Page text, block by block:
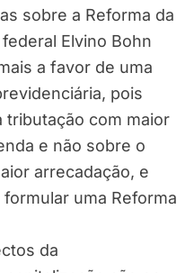
sobre a Reforma da
Elvino Bohn
a favor de uma
pois
tributação com maior
e não sobre o
arrecadação, e
uma Reforma
da